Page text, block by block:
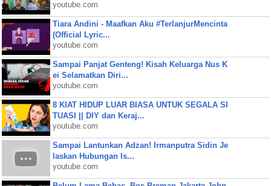
youtube.com
Tiara Andini - Maafkan Aku #TerlanjurMencinta
(Official Lyric...
youtube.com
Sampai Panjat Genteng! Kisah Keluarga Nus K
ei Selamatkan Diri...
youtube.com
8 KIAT HIDUP LUAR BIASA UNTUK SEGALA SI
TUASI || DIY dan Keraj...
youtube.com
Sampai Lantunkan Adzan! Irmanputra Sidin Je
laskan Hubungan Is...
youtube.com